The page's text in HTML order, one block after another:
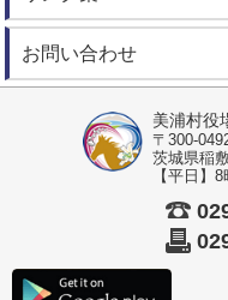
お問い合わせ
美浦村役
〒300-
茨城県稲
【平日】